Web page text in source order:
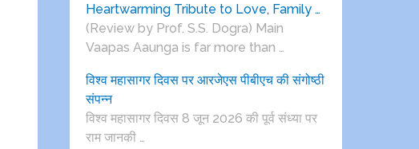
Heartwarming Tribute to Love, Family …
(Review by Prof. S.S. Dogra) Main
Vaapas Aaunga is far more than …
विश्व महासागर दिवस पर आरजेएस पीबीएच की संगोष्ठी
संपन्न
विश्व महासागर दिवस 8 जून 2026 की पूर्व संध्या पर
राम जानकी …